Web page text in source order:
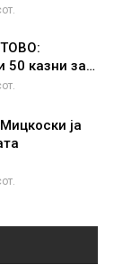
50 казни за…
ја